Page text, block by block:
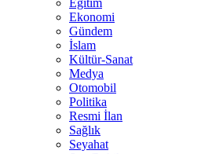
Ekonomi
Gündem
İslam
Kültür-Sanat
Medya
Otomobil
Politika
Resmi İlan
Sağlık
Seyahat